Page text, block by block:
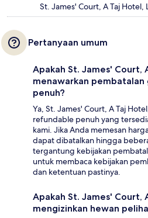
St. James' Court, A Taj
Pertanyaan umum
Apakah St. James' Court,
menawarkan
penuh?
Ya, St. James' Court, A Taj
refundable penuh yang
kami. Jika Anda memesan
dapat dibatalkan hingga
tergantung kebijakan
untuk membaca kebijakan
dan ketentuan pastinya.
Apakah St. James' Court,
mengizinkan hewan